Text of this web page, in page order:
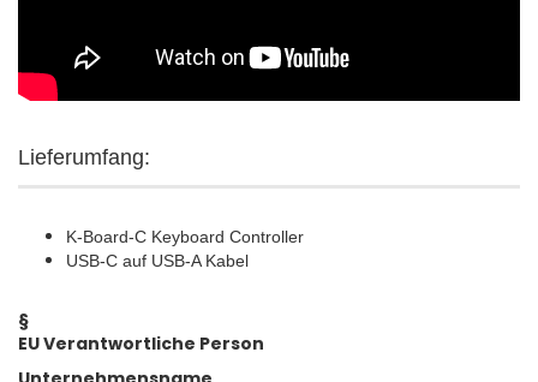
Lieferumfang:
K-Board-C Keyboard Controller
USB-C auf USB-A Kabel
§
EU Verantwortliche Person